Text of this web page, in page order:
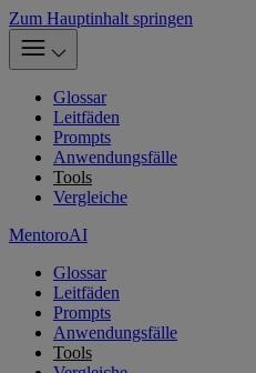
Zum Hauptinhalt springen
Glossar
Leitfäden
Prompts
Anwendungsfälle
Tools
Vergleiche
MentoroAI
Glossar
Leitfäden
Prompts
Anwendungsfälle
Tools